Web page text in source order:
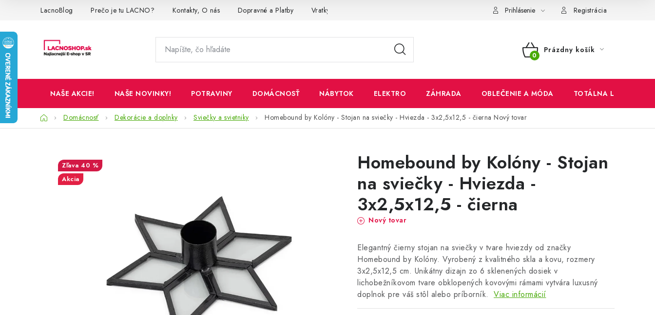
LacnoBlog Prečo je tu LACNO? Kontakty, O nás Dopravné a Platby Vratky a Reklamácie Ochrana osobných údajov Reklamačný poriadok
Prihlásenie Registrácia
NÁKUPNÝ
Prázdny košík
NAŠE AKCIE! NAŠE NOVINKY! POTRAVINY DOMÁCNOSŤ NÁBYTOK ELEKTRO ZÁHRADA OBLEČENIE A MÓDA TOTÁLNA LIKVIDÁCIA
DomovDomácnosť Dekorácie a doplnky Sviečky a svietniky Homebound by Kolóny - Stojan na sviečky - Hviezda - 3x2,5x12,5 - čierna Nový tovar
Homebound by Kolóny - Stojan
na sviečky - Hviezda -
3x2,5x12,5 - čierna
Nový tovar
Elegantný čierny stojan na sviečky v tvare hviezdy od značky
Homebound by Kolóny. Vyrobený z kvalitného skla a kovu, rozmery
3x2,5x12,5 cm. Unikátny dizajn zo 6 sklenených dosiek v
lichobežníkovom tvare obklopených kovovými rámami vytvára luxusný
doplnok pre váš stôl alebo príborník. Viac informácií
40 %
Akcia